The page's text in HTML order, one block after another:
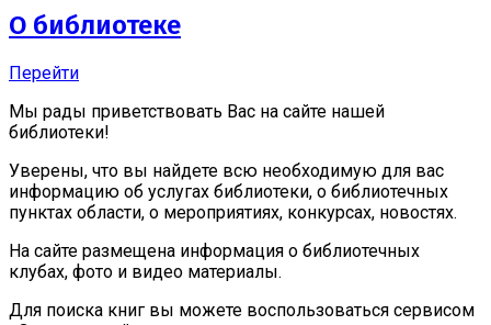
О библиотеке
Перейти
Мы рады приветствовать Вас на сайте нашей
библиотеки!
Уверены, что вы найдете всю необходимую для вас
информацию об услугах библиотеки, о библиотечных
пунктах области, о мероприятиях, конкурсах, новостях.
На сайте размещена информация о библиотечных
клубах, фото и видео материалы.
Для поиска книг вы можете воспользоваться сервисом